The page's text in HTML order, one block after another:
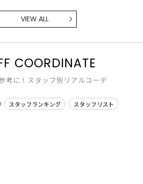
VIEW ALL
COORDINATE
考に！スタッフ別リアルコーデ
スタッフランキング スタッフリスト